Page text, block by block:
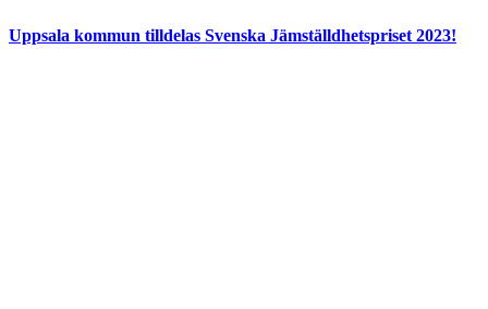
Uppsala kommun tilldelas Svenska Jämställdhetspriset 2023!